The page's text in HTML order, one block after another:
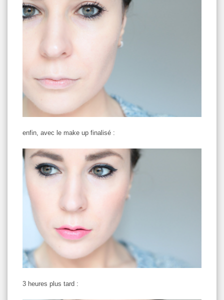
enfin, avec le make up finalisé :
3 heures plus tard :